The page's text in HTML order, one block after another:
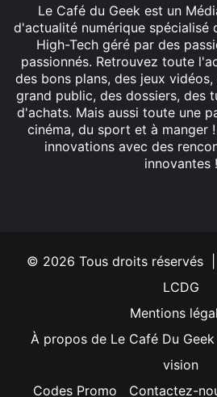
Le Café du Geek est un
d'actualité numérique spécialisé
High-Tech géré par des
passionnés. Retrouvez toute
des bons plans, des jeux
grand public, des dossiers, des
d'achats. Mais aussi toute une
cinéma, du sport et à manger
innovations avec des
innovantes !
© 2026 Tous droits réservés
LCDG
Mentions
À propos de Le Café Du Geek
vision
Codes Promo
Contactez-